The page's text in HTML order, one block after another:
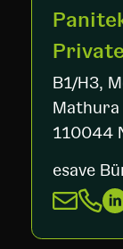
B1/H3,
Mathura
110044
esave